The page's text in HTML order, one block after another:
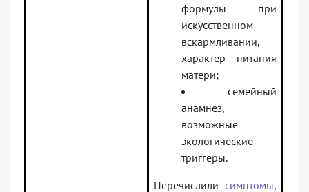
формулы при
искусственном
вскармливании,
характер питания
матери;
семейный
анамнез,
возможные
экологические
триггеры.
Перечислили симптомы,